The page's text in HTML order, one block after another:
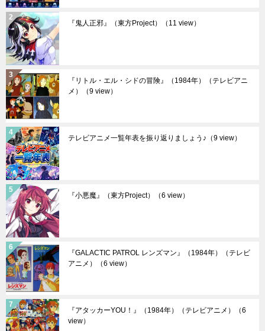
『鬼人正邪』（東方Project） （11 view）
『リトル・エル・シドの冒険』（1984年）（テレビアニ
メ）
（9 view）
テレビアニメ一覧年表を振り返りましょう♪ （9 view）
『小悪魔』（東方Project） （6 view）
『GALACTIC PATROL レンズマン』（1984年）（テレビ
アニメ）
（6 view）
『アタッカーYOU！』（1984年）（テレビアニメ）
（6
view）